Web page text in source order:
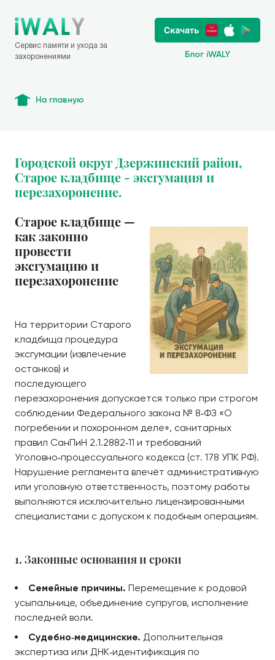
Сервис памяти и ухода за
захоронениями
Блог iWALY
На главную
Городской округ Дзержинский район,
Старое кладбище - эксгумация и
перезахоронение.
Старое кладбище —
как законно
провести
эксгумацию и
перезахоронение
На территории Старого
кладбища процедура
эксгумации (извлечение
останков) и
последующего
перезахоронения допускается только при строгом
соблюдении Федерального закона № 8‑ФЗ «О
погребении и похоронном деле», санитарных
правил СанПиН 2.1.2882‑11 и требований
Уголовно‑процессуального кодекса (ст. 178 УПК РФ).
Нарушение регламента влечёт административную
или уголовную ответственность, поэтому работы
выполняются исключительно лицензированными
специалистами с допуском к подобным операциям.
1. Законные основания и сроки
Семейные причины. Перемещение к родовой
усыпальнице, объединение супругов, исполнение
последней воли.
Судебно‑медицинские. Дополнительная
экспертиза или ДНК‑идентификация по